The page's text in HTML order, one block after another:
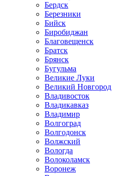
Бердск
Березники
Бийск
Биробиджан
Благовещенск
Братск
Брянск
Бугульма
Великие Луки
Великий Новгород
Владивосток
Владикавказ
Владимир
Волгоград
Волгодонск
Волжский
Вологда
Волоколамск
Воронеж